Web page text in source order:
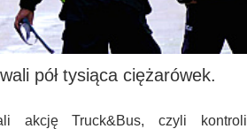
pół tysiąca ciężarówek.
akcję Truck&Bus, czyli kontroli